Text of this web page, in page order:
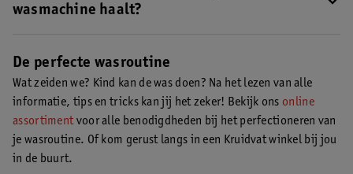
wasverzachterbakje.
wasmachine haalt?
verschillende oorzaken hebben, zoals slechte ventilatie van de
machine, schimmelvorming of je was er te lang in laten zitten.
Lees hier meer over deze oorzaken en hoe je een stinkende was
voorkomt
De perfecte wasroutine
Wat zeiden we? Kind kan de was doen? Na het lezen van alle
informatie, tips en tricks kan jij het zeker! Bekijk ons online
assortimentvoor alle benodigdheden bij het perfectioneren van
je wasroutine. Of kom gerust langs in een Kruidvat winkel bij jou
in de buurt.